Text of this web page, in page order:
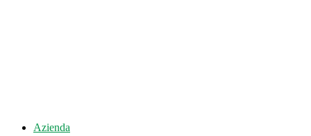
Azienda